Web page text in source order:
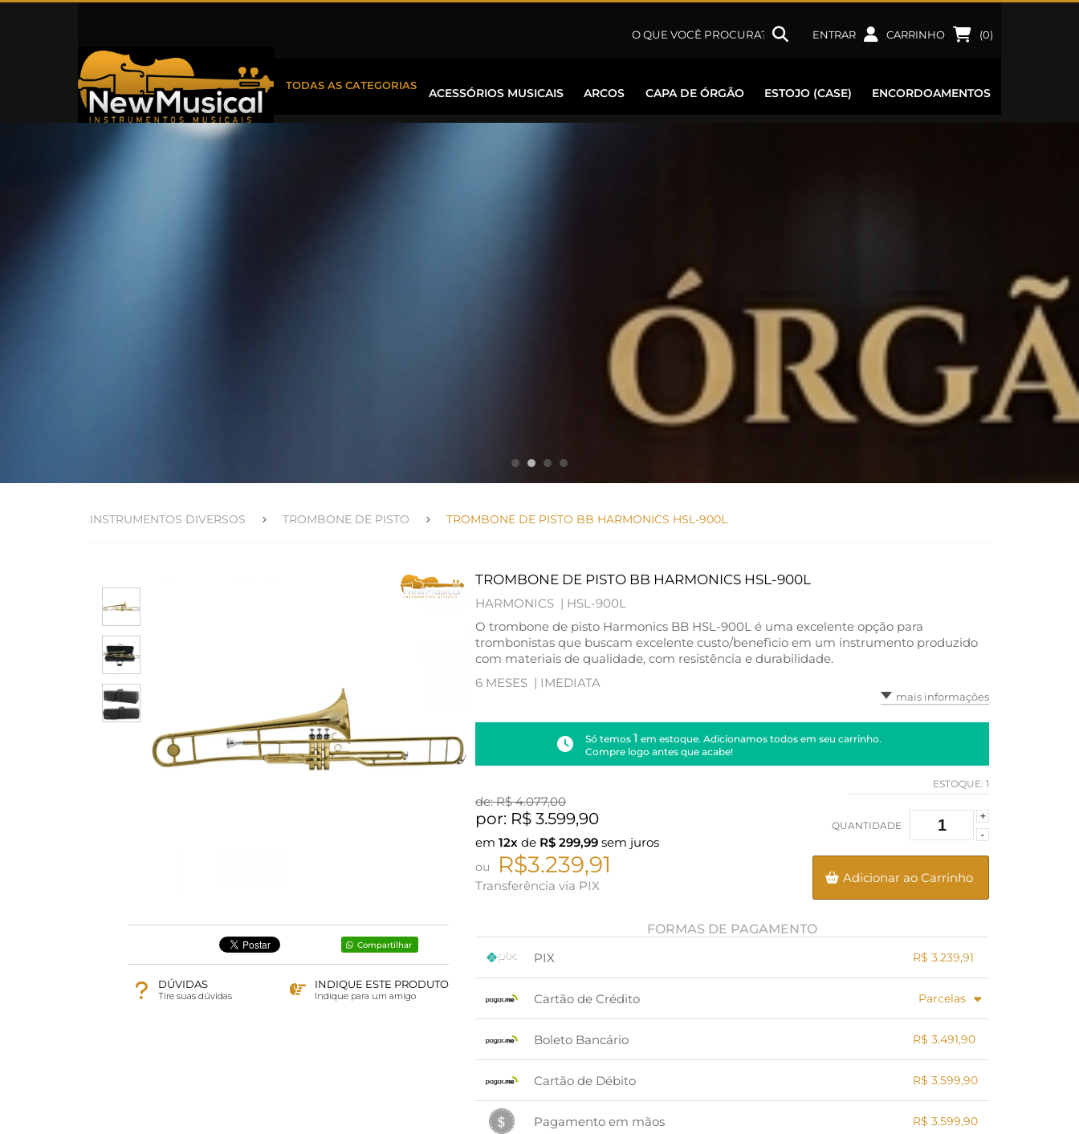
ENTRAR CARRINHO (0)
TODAS AS CATEGORIAS
ACESSÓRIOS MUSICAIS ARCOS CAPA DE ÓRGÃO ESTOJO (CASE) ENCORDOAMENTOS
INSTRUMENTOS DIVERSOS TROMBONE DE PISTO TROMBONE DE PISTO BB HARMONICS HSL-900L
Compartilhar
DÚVIDAS
Tire suas dúvidas
INDIQUE ESTE PRODUTO
Indique para um amigo
TROMBONE DE PISTO BB HARMONICS HSL-900L
HARMONICS | HSL-900L
O trombone de pisto Harmonics BB HSL-900L é uma excelente opção para
trombonistas que buscam excelente custo/benefìcio em um instrumento produzido
com materiais de qualidade, com resistência e durabilidade.
6 MESES | IMEDIATA
mais informações
Só temos 1 em estoque. Adicionamos todos em seu carrinho.
Compre logo antes que acabe!
de: R$4.077,00
por: R$ 3.599,90
em 12x de R$ 299,99 sem juros
ou R$3.239,91
Transferência via PIX
ESTOQUE: 1
QUANTIDADE
+
-
Adicionar ao Carrinho
FORMAS DE PAGAMENTO
PIX
R$ 3.239,91
Cartão de Crédito
Parcelas
2x sem juros de R$ 1.799,95
3x sem juros de R$ 1.199,97
4x sem juros de R$ 899,98
7x sem juros de R$ 514,27
10x sem juros de R$ 359,99
11x sem juros de R$ 327,26
12x sem juros de R$ 299,99
Boleto Bancário
R$ 3.491,90
Cartão de Débito
R$ 3.599,90
....
Pagamento em mãos
R$ 3.599,90